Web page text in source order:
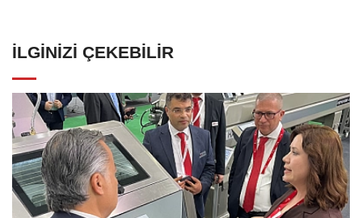
İLGINIZI ÇEKEBILIR